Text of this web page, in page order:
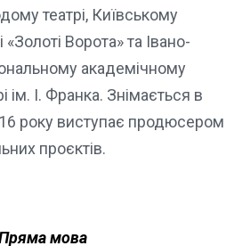
театрі, Київському
Ворота» та Івано-
академічному
ім. І. Франка. Знімається в
року виступає продюсером
проєктів.
мова